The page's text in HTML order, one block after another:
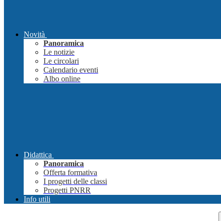
Novità
Panoramica
Le notizie
Le circolari
Calendario eventi
Albo online
Didattica
Panoramica
Offerta formativa
I progetti delle classi
Progetti PNRR
Info utili